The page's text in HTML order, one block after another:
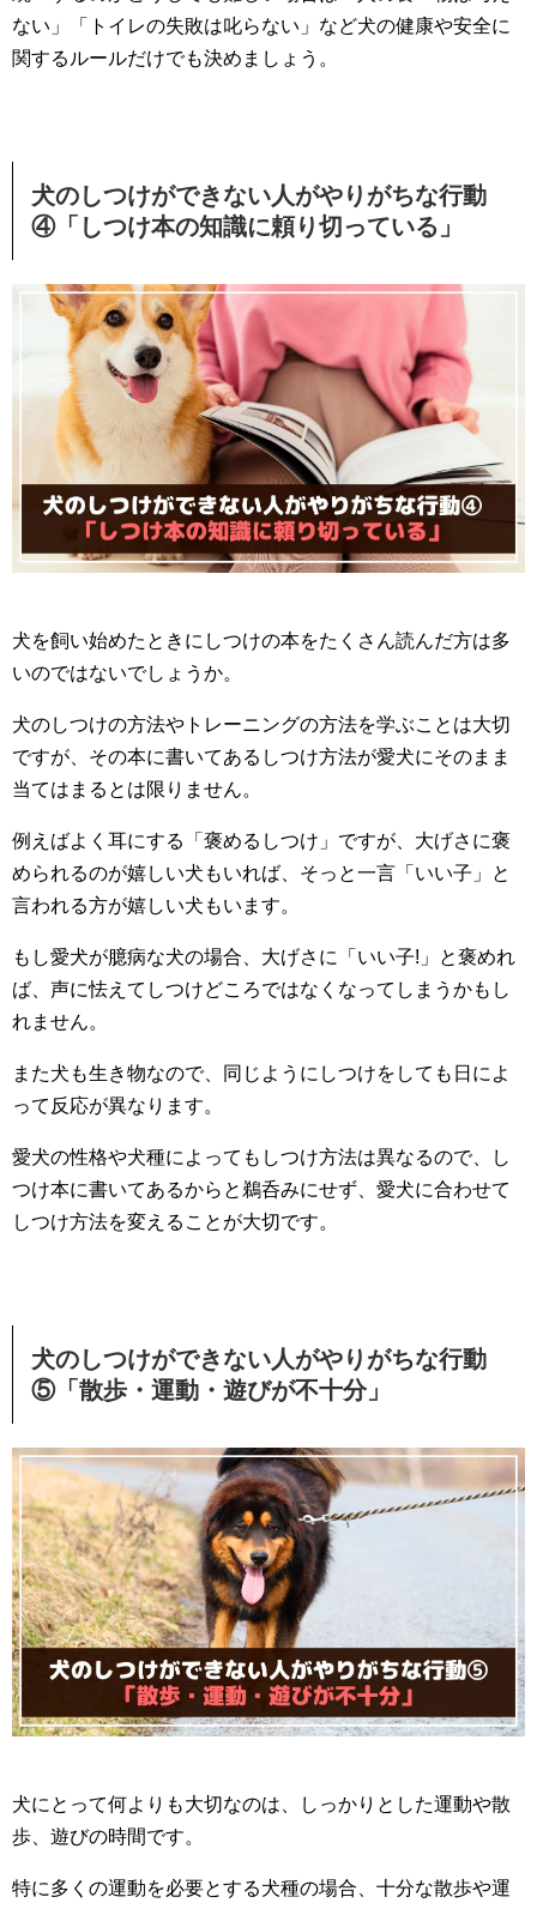
ない」「トイレの失敗は叱らない」など犬の健康や安全に
関するルールだけでも決めましょう。
犬のしつけができない人がやりがちな行動
④「しつけ本の知識に頼り切っている」
犬を飼い始めたときにしつけの本をたくさん読んだ方は多
いのではないでしょうか。
犬のしつけの方法やトレーニングの方法を学ぶことは大切
ですが、その本に書いてあるしつけ方法が愛犬にそのまま
当てはまるとは限りません。
例えばよく耳にする「褒めるしつけ」ですが、大げさに褒
められるのが嬉しい犬もいれば、そっと一言「いい子」と
言われる方が嬉しい犬もいます。
もし愛犬が臆病な犬の場合、大げさに「いい子!」と褒めれ
ば、声に怯えてしつけどころではなくなってしまうかもし
れません。
また犬も生き物なので、同じようにしつけをしても日によ
って反応が異なります。
愛犬の性格や犬種によってもしつけ方法は異なるので、し
つけ本に書いてあるからと鵜呑みにせず、愛犬に合わせて
しつけ方法を変えることが大切です。
犬のしつけができない人がやりがちな行動
⑤「散歩・運動・遊びが不十分」
犬にとって何よりも大切なのは、しっかりとした運動や散
歩、遊びの時間です。
特に多くの運動を必要とする犬種の場合、十分な散歩や運